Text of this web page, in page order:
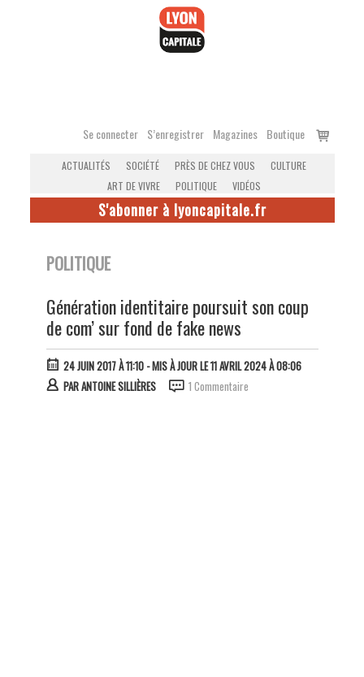
Se connecter S’enregistrer Magazines Boutique
Voir
ACTUALITÉS SOCIÉTÉ PRÈS DE CHEZ VOUS
CULTURE
ART DE VIVRE
POLITIQUE VIDÉOS
S'abonner à lyoncapitale.fr
POLITIQUE
Génération identitaire poursuit son coup
de com’ sur fond de fake news
24 JUIN 2017 À 11:10- MIS À JOUR LE 11 AVRIL 2024 À 08:06
PARANTOINE SILLIÈRES 1 Commentaire